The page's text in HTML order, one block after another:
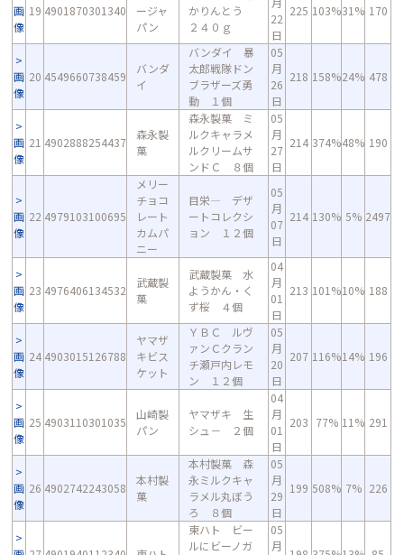
画
像
19 4901870301340
ージャ
パン
かりんとう
２４０ｇ
22
日
225 103%31% 170
画
像
20 4549660738459
バンダ
イ
バンダイ 暴
太郎戦隊ドン
ブラザーズ勇
動 １個
05
月
26
日
218 158%24% 478
画
像
21 4902888254437
森永製
菓
森永製菓 ミ
ルクキャラメ
ルクリームサ
ンドＣ ８個
05
月
27
日
214 374%48% 190
画
像
22 4979103100695
メリー
チョコ
レート
カムパ
ニー
目栄― デザ
ートコレクシ
ョン １２個
05
月
07
日
214 130% 5% 2497
画
像
23 4976406134532
武蔵製
菓
武蔵製菓 水
ようかん・く
ず桜 ４個
04
月
01
日
213 101%10% 188
画
像
24 4903015126788
ヤマザ
キビス
ケット
ＹＢＣ ルヴ
ァンＣクラン
チ瀬戸内レモ
ン １２個
05
月
20
日
207 116%14% 196
画
像
25 4903110301035
山崎製
パン
ヤマザキ 生
シュ－ ２個
04
月
01
日
203 77% 11% 291
画
像
26 4902742243058
本村製
菓
本村製菓 森
永ミルクキャ
ラメル丸ぼう
ろ ８個
05
月
29
日
199 508% 7% 226
東ハト ビー
ルにビーノガ
05
月